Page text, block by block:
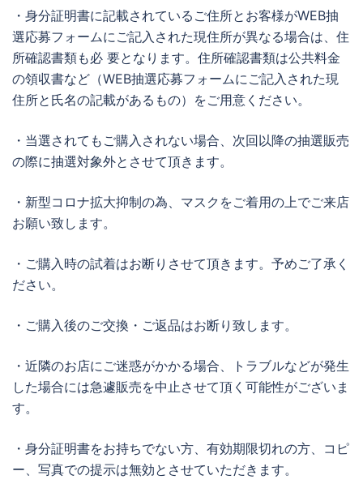
・身分証明書に記載されているご住所とお客様がWEB抽
選応募フォームにご記入された現住所が異なる場合は、住
所確認書類も必 要となります。住所確認書類は公共料金
の領収書など（WEB抽選応募フォームにご記入された現
住所と氏名の記載があるもの）をご用意ください。
・当選されてもご購入されない場合、次回以降の抽選販売
の際に抽選対象外とさせて頂きます。
・新型コロナ拡大抑制の為、マスクをご着用の上でご来店
お願い致します。
・ご購入時の試着はお断りさせて頂きます。予めご了承く
ださい。
・ご購入後のご交換・ご返品はお断り致します。
・近隣のお店にご迷惑がかかる場合、トラブルなどが発生
した場合には急遽販売を中止させて頂く可能性がございま
す。
・身分証明書をお持ちでない方、有効期限切れの方、コピ
ー、写真での提示は無効とさせていただきます。